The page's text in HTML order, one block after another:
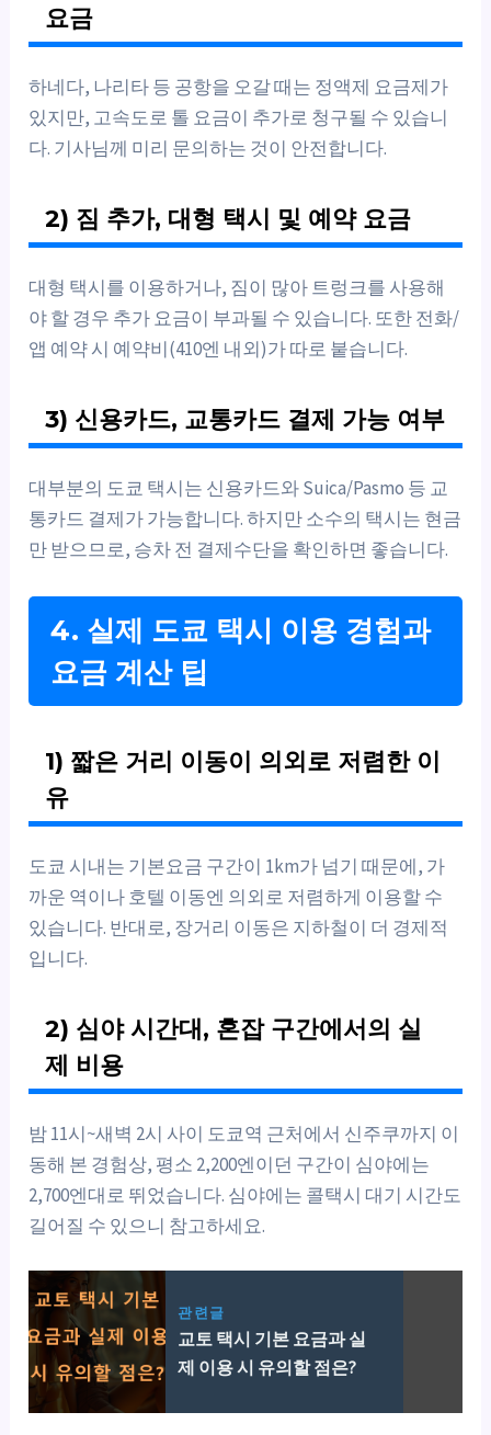
요금
하네다, 나리타 등 공항을 오갈 때는 정액제 요금제가
있지만, 고속도로 톨 요금이 추가로 청구될 수 있습니
다. 기사님께 미리 문의하는 것이 안전합니다.
2) 짐 추가, 대형 택시 및 예약 요금
대형 택시를 이용하거나, 짐이 많아 트렁크를 사용해
야 할 경우 추가 요금이 부과될 수 있습니다. 또한 전화/
앱 예약 시 예약비(410엔 내외)가 따로 붙습니다.
3) 신용카드, 교통카드 결제 가능 여부
대부분의 도쿄 택시는 신용카드와 Suica/Pasmo 등 교
통카드 결제가 가능합니다. 하지만 소수의 택시는 현금
만 받으므로, 승차 전 결제수단을 확인하면 좋습니다.
4. 실제 도쿄 택시 이용 경험과
요금 계산 팁
1) 짧은 거리 이동이 의외로 저렴한 이
유
도쿄 시내는 기본요금 구간이 1km가 넘기 때문에, 가
까운 역이나 호텔 이동엔 의외로 저렴하게 이용할 수
있습니다. 반대로, 장거리 이동은 지하철이 더 경제적
입니다.
2) 심야 시간대, 혼잡 구간에서의 실
제 비용
밤 11시~새벽 2시 사이 도쿄역 근처에서 신주쿠까지 이
동해 본 경험상, 평소 2,200엔이던 구간이 심야에는
2,700엔대로 뛰었습니다. 심야에는 콜택시 대기 시간도
길어질 수 있으니 참고하세요.
관련글
교토 택시 기본 요금과 실
제 이용 시 유의할 점은?